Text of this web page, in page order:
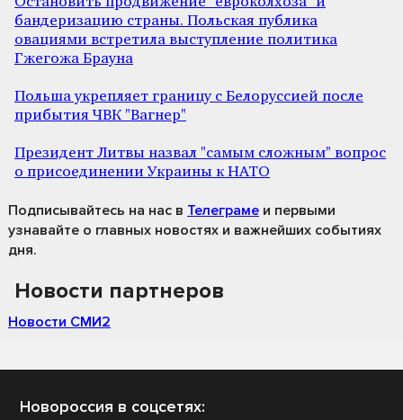
бандеризацию страны. Польская публика
овациями встретила выступление политика
Гжегожа Брауна
Польша укрепляет границу с Белоруссией после
прибытия ЧВК "Вагнер"
Президент Литвы назвал "самым сложным" вопрос
о присоединении Украины к НАТО
Подписывайтесь на нас в Телеграме и первыми
узнавайте о главных новостях и важнейших событиях
дня.
Новости партнеров
Новости СМИ2
Новороссия в соцсетях: